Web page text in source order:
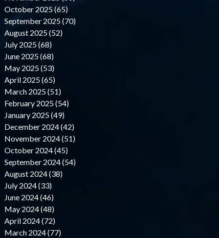
October 2025 (65)
September 2025 (70)
August 2025 (52)
July 2025 (68)
June 2025 (68)
May 2025 (53)
April 2025 (65)
March 2025 (51)
February 2025 (54)
January 2025 (49)
December 2024 (42)
November 2024 (51)
October 2024 (45)
September 2024 (54)
August 2024 (38)
July 2024 (33)
June 2024 (46)
May 2024 (48)
April 2024 (72)
March 2024 (77)